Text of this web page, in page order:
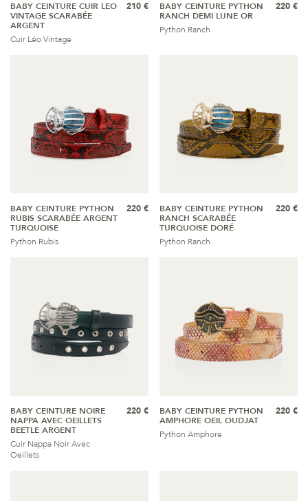
BABY CEINTURE CUIR LEO
VINTAGE SCARABÉE
ARGENT
Cuir Léo Vintage
210 €
BABY CEINTURE PYTHON
RANCH DEMI LUNE OR
Python Ranch
220 €
BABY CEINTURE PYTHON
RUBIS SCARABÉE ARGENT
TURQUOISE
Python Rubis
220 €
BABY CEINTURE PYTHON
RANCH SCARABÉE
TURQUOISE DORÉ
Python Ranch
220 €
BABY CEINTURE NOIRE
NAPPA AVEC OEILLETS
BEETLE ARGENT
Cuir Nappa Noir Avec
Oeillets
220 €
BABY CEINTURE PYTHON
AMPHORE OEIL OUDJAT
Python Amphore
220 €